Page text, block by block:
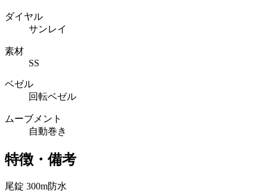
ダイヤル
サンレイ
素材
SS
ベゼル
回転ベゼル
ムーブメント
自動巻き
特徴・備考
尾錠 300m防水